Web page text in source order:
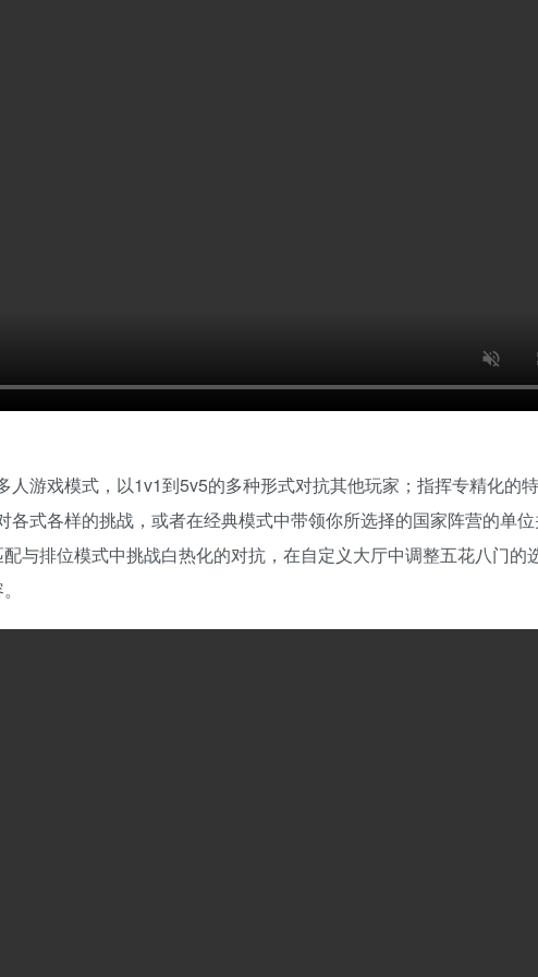
游戏模式，以1v1到5v5的多种形式对抗其他玩家；指挥专精化的
式各样的挑战，或者在经典模式中带领你所选择的国家阵营的单
与排位模式中挑战白热化的对抗，在自定义大厅中调整五花八门的